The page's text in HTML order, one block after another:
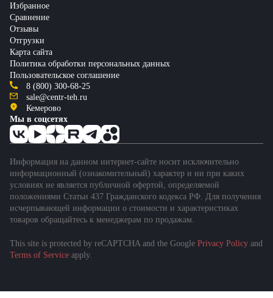
Избранное
Сравнение
Отзывы
Отгрузки
Карта сайта
Политика обработки персональных данных
Пользовательское соглашение
8 (800) 300-68-25
sale@centr-teh.ru
Кемерово
Мы в соцсетях
Информация на данном интернет-сайте носит исключительно
информационный (ознакомительный) характер и ни при каких
условиях не является публичной офертой, определяемой
положениями Статьи 437 Гражданского кодекса РФ. Для получения
исчерпывающей информации о стоимости и характеристиках
товаров обращайтесь к менеджерам по продажам.
This site is protected by reCAPTCHA and the Google Privacy Policy and
Terms of Service apply.